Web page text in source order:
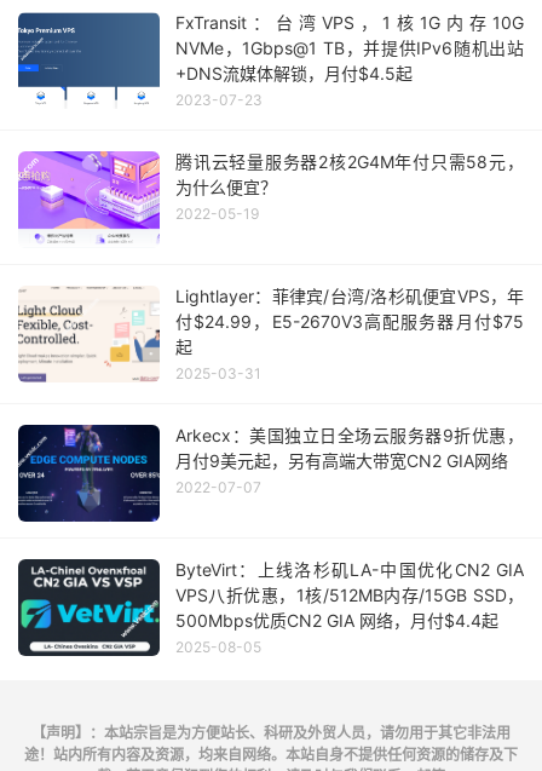
FxTransit：台湾VPS，1核1G内存10G
NVMe，1Gbps@1 TB，并提供IPv6随机出站
+DNS流媒体解锁，月付$4.5起
2023-07-23
腾讯云轻量服务器2核2G4M年付只需58元，
为什么便宜？
2022-05-19
Lightlayer：菲律宾/台湾/洛杉矶便宜VPS，年
付$24.99，E5-2670V3高配服务器月付$75
起
2025-03-31
Arkecx：美国独立日全场云服务器9折优惠，
月付9美元起，另有高端大带宽CN2 GIA网络
2022-07-07
ByteVirt：上线洛杉矶LA-中国优化CN2 GIA
VPS八折优惠，1核/512MB内存/15GB SSD，
500Mbps优质CN2 GIA 网络，月付$4.4起
2025-08-05
【声明】：本站宗旨是为方便站长、科研及外贸人员，请勿用于其它非法用
途！站内所有内容及资源，均来自网络。本站自身不提供任何资源的储存及下